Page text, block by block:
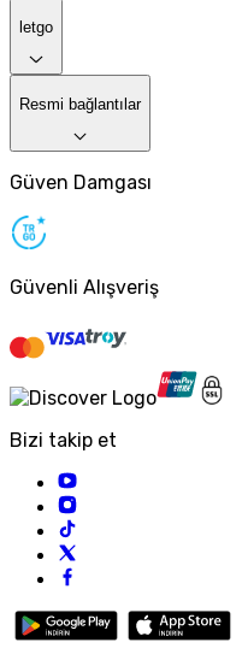
letgo
Resmi bağlantılar
Güven Damgası
Güvenli Alışveriş
Bizi takip et